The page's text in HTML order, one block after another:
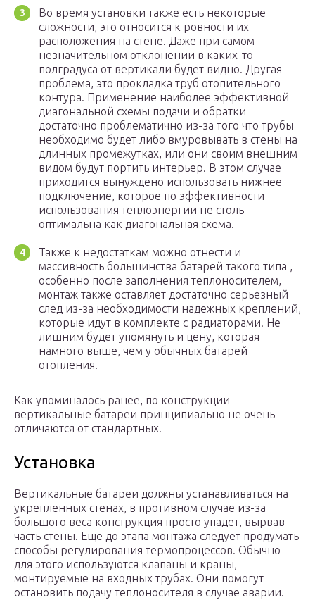
Во время установки также есть некоторые
сложности, это относится к ровности их
расположения на стене. Даже при самом
незначительном отклонении в каких-то
полградуса от вертикали будет видно. Другая
проблема, это прокладка труб отопительного
контура. Применение наиболее эффективной
диагональной схемы подачи и обратки
достаточно проблематично из-за того что трубы
необходимо будет либо вмуровывать в стены на
длинных промежутках, или они своим внешним
видом будут портить интерьер. В этом случае
приходится вынуждено использовать нижнее
подключение, которое по эффективности
использования теплоэнергии не столь
оптимальна как диагональная схема.
Также к недостаткам можно отнести и
массивность большинства батарей такого типа ,
особенно после заполнения теплоносителем,
монтаж также оставляет достаточно серьезный
след из-за необходимости надежных креплений,
которые идут в комплекте с радиаторами. Не
лишним будет упомянуть и цену, которая
намного выше, чем у обычных батарей
отопления.
Как упоминалось ранее, по конструкции
вертикальные батареи принципиально не очень
отличаются от стандартных.
Установка
Вертикальные батареи должны устанавливаться на
укрепленных стенах, в противном случае из-за
большого веса конструкция просто упадет, вырвав
часть стены. Еще до этапа монтажа следует продумать
способы регулирования термопроцессов. Обычно
для этого используются клапаны и краны,
монтируемые на входных трубах. Они помогут
остановить подачу теплоносителя в случае аварии.